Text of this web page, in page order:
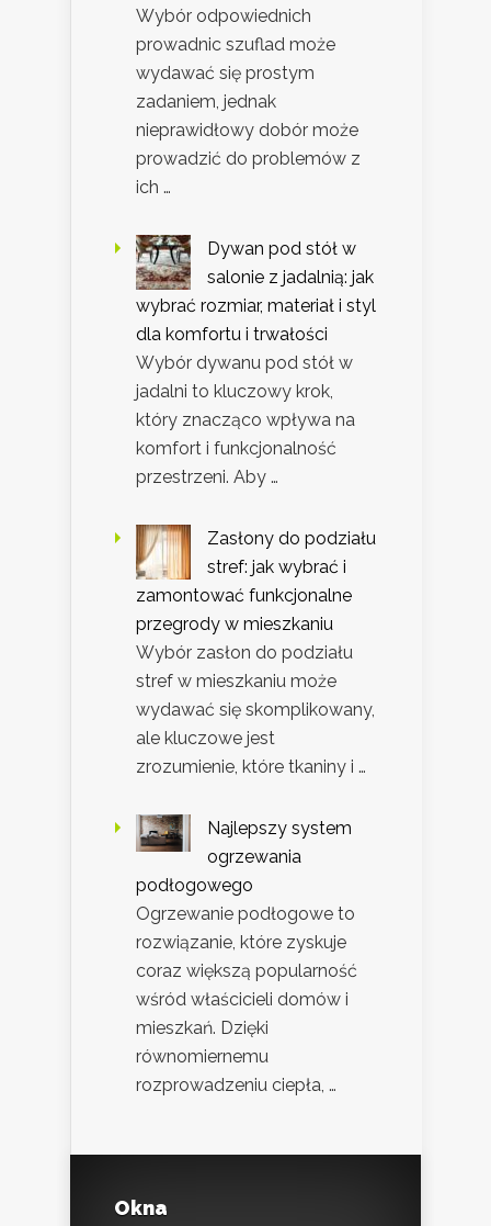
Wybór odpowiednich
prowadnic szuflad może
wydawać się prostym
zadaniem, jednak
nieprawidłowy dobór może
prowadzić do problemów z
ich …
Dywan pod stół w
salonie z jadalnią: jak
wybrać rozmiar, materiał i styl
dla komfortu i trwałości
Wybór dywanu pod stół w
jadalni to kluczowy krok,
który znacząco wpływa na
komfort i funkcjonalność
przestrzeni. Aby …
Zasłony do podziału
stref: jak wybrać i
zamontować funkcjonalne
przegrody w mieszkaniu
Wybór zasłon do podziału
stref w mieszkaniu może
wydawać się skomplikowany,
ale kluczowe jest
zrozumienie, które tkaniny i …
Najlepszy system
ogrzewania
podłogowego
Ogrzewanie podłogowe to
rozwiązanie, które zyskuje
coraz większą popularność
wśród właścicieli domów i
mieszkań. Dzięki
równomiernemu
rozprowadzeniu ciepła, …
Okna